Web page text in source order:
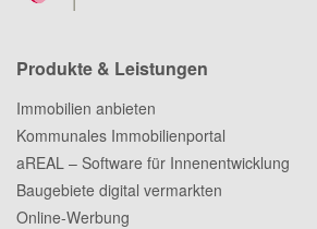
Produkte & Leistungen
Immobilien anbieten
Kommunales Immobilienportal
aREAL – Software für Innenentwicklung
Baugebiete digital vermarkten
Online-Werbung